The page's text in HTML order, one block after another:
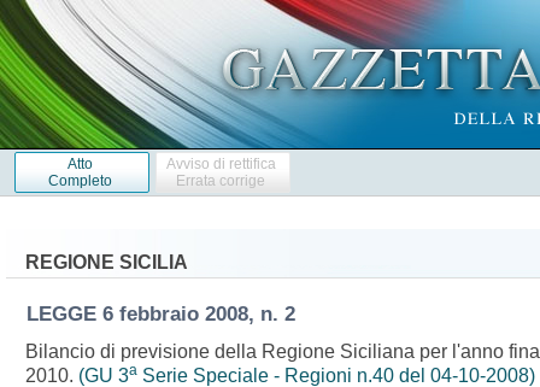
Atto
Completo
Avviso di rettifica
Errata corrige
REGIONE SICILIA
LEGGE 6 febbraio 2008, n. 2
Bilancio di previsione della Regione Siciliana per l'anno
2010. (GU 3aSerie Speciale - Regioni n.40 del 04-10-2008)